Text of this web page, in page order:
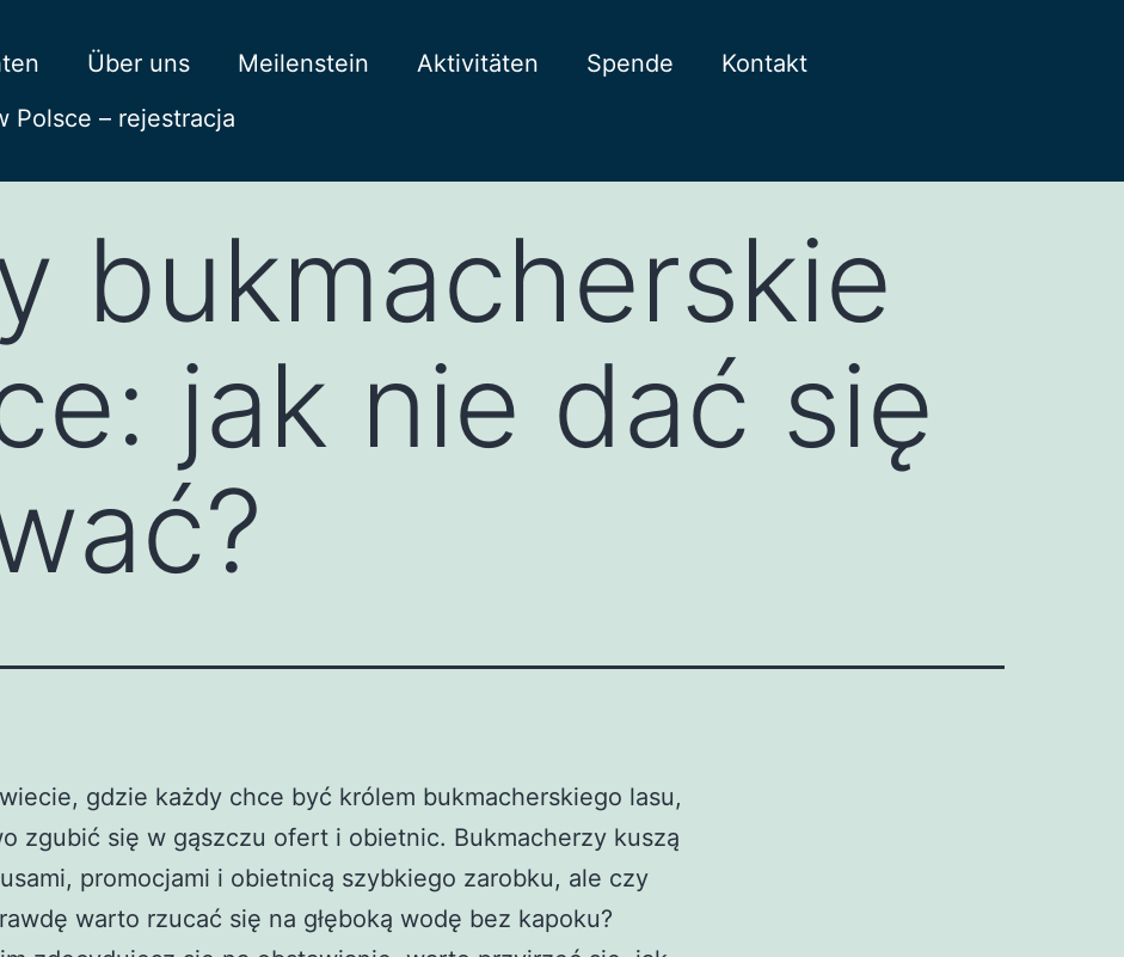
Über uns Meilenstein Aktivitäten Spende
Kontakt
Polsce – rejestracja
bukmacherskie
jak nie dać się
gdzie każdy chce być królem bukmacherskiego lasu,
zgubić się w gąszczu ofert i obietnic. Bukmacherzy kuszą
promocjami i obietnicą szybkiego zarobku, ale czy
warto rzucać się na głęboką wodę bez kapoku?